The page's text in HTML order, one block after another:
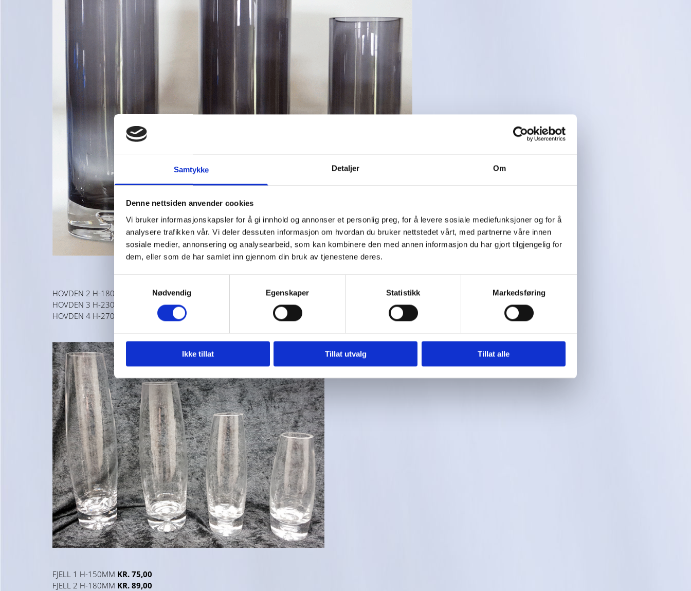
Samtykke Detaljer Om
Denne nettsiden anvender cookies
Vi bruker informasjonskapsler for å gi innhold og annonser et personlig preg, for å levere sosiale mediefunksjoner og for å
analysere trafikken vår. Vi deler dessuten informasjon om hvordan du bruker nettstedet vårt, med partnerne våre innen
sosiale medier, annonsering og analysearbeid, som kan kombinere den med annen informasjon du har gjort tilgjengelig for
dem, eller som de har samlet inn gjennom din bruk av tjenestene deres.
Nødvendig
Egenskaper Statistikk Markedsføring
Ikke tillat Tillat utvalg Tillat alle
HOVDEN 2 H-180MM
KR. 89,00
HOVDEN 3 H-230MM
KR. 106,00
HOVDEN 4 H-270MM
KR. 119,00
FJELL 1 H-150MM KR. 75,00
FJELL 2 H-180MM KR. 89,00